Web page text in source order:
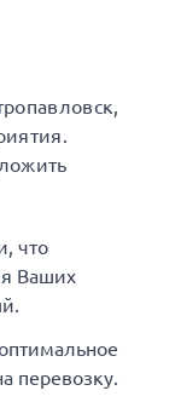
что
Ваших
перевозку.